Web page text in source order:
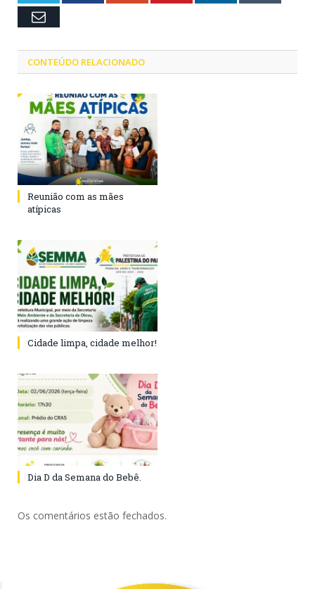
Email
CONTEÚDO RELACIONADO
Reunião com as mães
atípicas
Cidade limpa, cidade melhor!
Dia D da Semana do Bebê.
Os comentários estão fechados.